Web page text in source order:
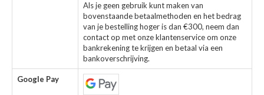
Als je geen gebruik kunt maken van
bovenstaande betaalmethoden en het bedrag
van je bestelling hoger is dan €300, neem dan
contact op met onze klantenservice om onze
bankrekening te krijgen en betaal via een
bankoverschrijving.
Google Pay